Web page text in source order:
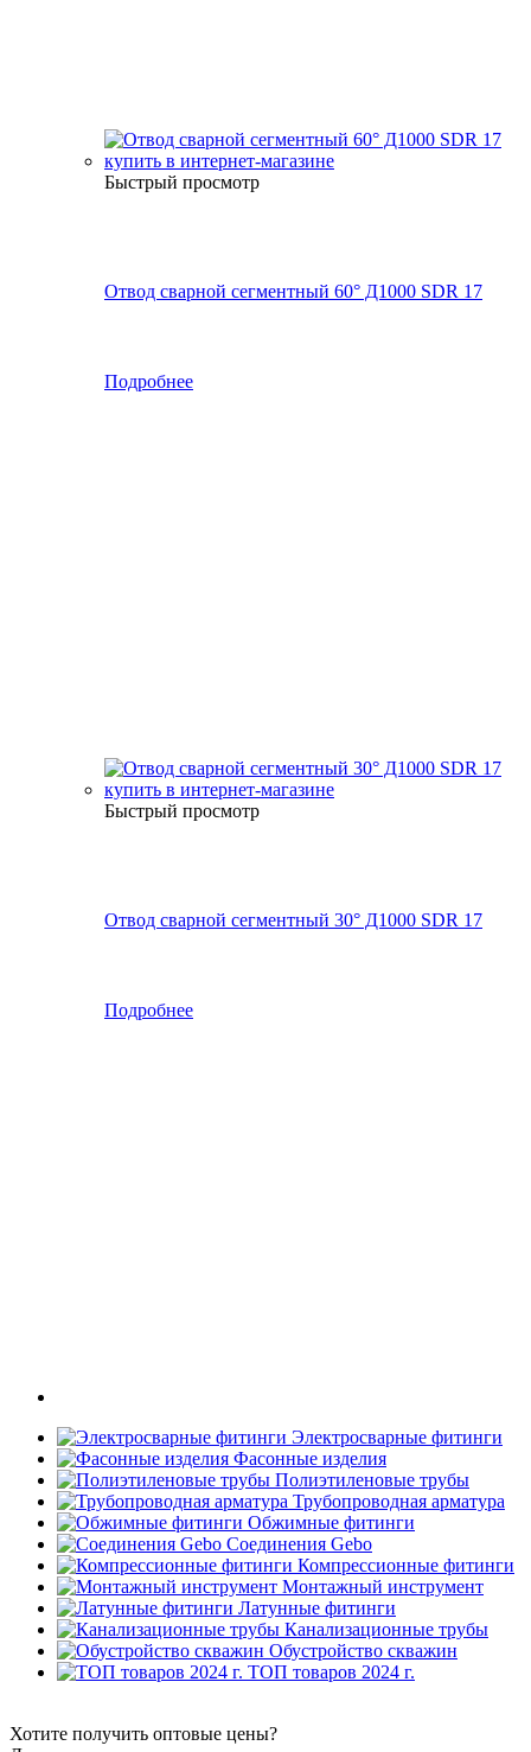
Быстрый просмотр
Отвод сварной сегментный 60° Д1000 SDR 17
Подробнее
Быстрый просмотр
Отвод сварной сегментный 30° Д1000 SDR 17
Подробнее
Электросварные фитинги
Фасонные изделия
Полиэтиленовые трубы
Трубопроводная арматура
Обжимные фитинги
Соединения Gebo
Компрессионные фитинги
Монтажный инструмент
Латунные фитинги
Канализационные трубы
Обустройство скважин
ТОП товаров 2024 г.
Хотите получить оптовые цены?